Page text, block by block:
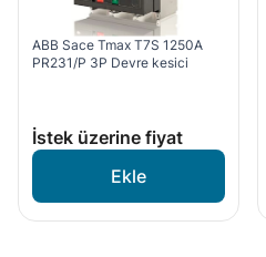
ABB Sace Tmax T7S 1250A
PR231/P 3P Devre kesici
İstek üzerine fiyat